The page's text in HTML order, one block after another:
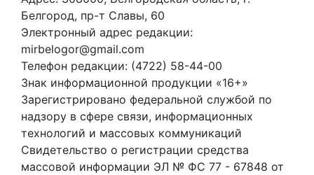
Белгород, пр-т Славы, 60
Электронный адрес редакции:
mirbelogor@gmail.com
Телефон редакции: (4722) 58-44-00
Знак информационной продукции «16+»
Зарегистрировано федеральной службой по
надзору в сфере связи, информационных
технологий и массовых коммуникаций
Свидетельство о регистрации средства
массовой информации ЭЛ № ФС 77 - 67848 от